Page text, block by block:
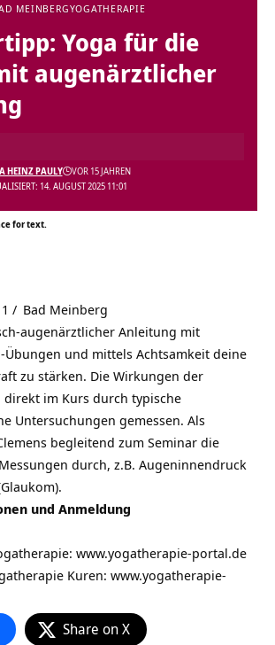
MEINBERGYOGATHERAPIE
Yoga für die
augenärztlicher
14. AUGUST 2025 11:01
HEINZ PAULY VOR 15 JAHREN
for text.
/ Bad Meinberg
augenärztlicher Anleitung mit
Übungen und mittels Achtsamkeit deine
zu stärken. Die Wirkungen der
direkt im Kurs durch typische
Untersuchungen gemessen. Als
begleitend zum Seminar die
durch, z.B. Augeninnendruck
und Anmeldung
www.yogatherapie-portal.de
Kuren: www.yogatherapie-
Share on X